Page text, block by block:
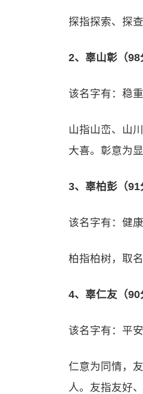
探指探索、探
2、辜山彰（98
该名字有：稳
山指山峦、山
大喜。彰意为
3、辜柏彭（91
该名字有：健
柏指柏树，取
4、辜仁友（90
该名字有：平
仁意为同情，
人。友指友好